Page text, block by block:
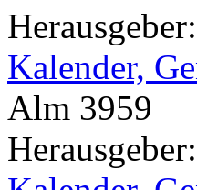
Kalender,
Alm 3959